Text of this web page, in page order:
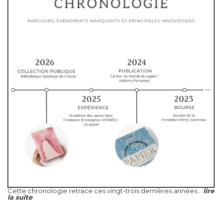
Cette chronologie retrace ces vingt-trois dernières années... lire
la suite